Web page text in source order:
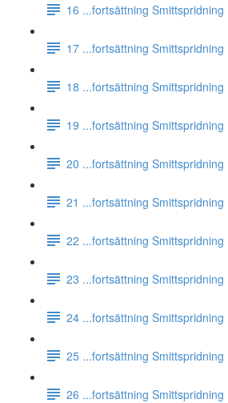
16 ...fortsättning Smittspridning
17 ...fortsättning Smittspridning
18 ...fortsättning Smittspridning
19 ...fortsättning Smittspridning
20 ...fortsättning Smittspridning
21 ...fortsättning Smittspridning
22 ...fortsättning Smittspridning
23 ...fortsättning Smittspridning
24 ...fortsättning Smittspridning
25 ...fortsättning Smittspridning
26 ...fortsättning Smittspridning